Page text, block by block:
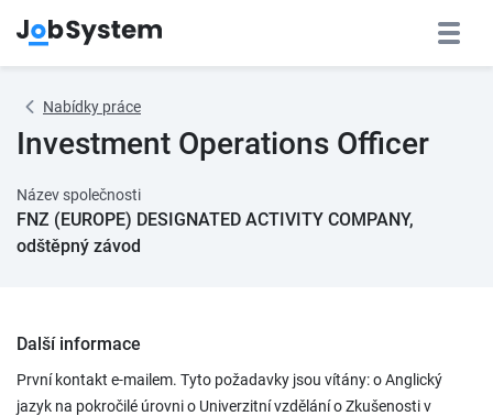
Nabídky práce
Investment Operations Officer
Název společnosti
FNZ (EUROPE) DESIGNATED ACTIVITY COMPANY,
odštěpný závod
Další informace
První kontakt e-mailem. Tyto požadavky jsou vítány: o Anglický
jazyk na pokročilé úrovni o Univerzitní vzdělání o Zkušenosti v